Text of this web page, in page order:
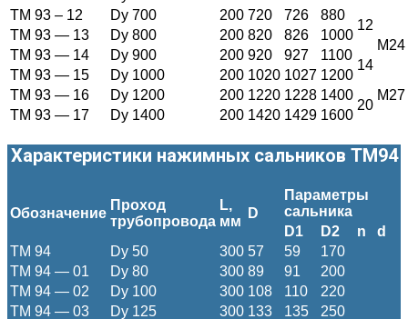
ТМ 93 – 12
Dy 700 200 720 726 880
12
ТМ 93 — 13 Dy 800 200 820 826 1000
M24
ТМ 93 — 14 Dy 900 200 920 927 1100
14
ТМ 93 — 15 Dy 1000 200 1020 1027 1200
M27
ТМ 93 — 16 Dy 1200 200 1220 1228 1400
20
ТМ 93 — 17 Dy 1400 200 1420 1429 1600
Характеристики нажимных сальников ТМ94
Обозначение
Проход
трубопровода
L,
мм
D
Параметры
сальника
D1
D2 n
d
ТМ 94
Dy 50 300 57 59 170
ТМ 94 — 01 Dy 80 300 89 91
200
ТМ 94 — 02
Dy 100 300 108 110
220
ТМ 94 — 03
Dy 125 300 133 135
250